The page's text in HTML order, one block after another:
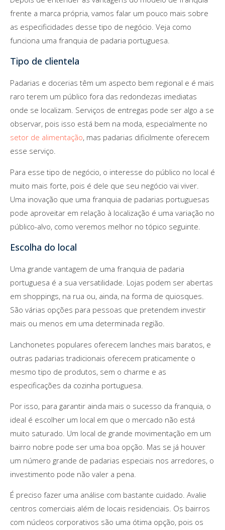
frente a marca própria, vamos falar um pouco mais sobre
as especificidades desse tipo de negócio. Veja como
funciona uma franquia de padaria portuguesa.
Tipo de clientela
Padarias e docerias têm um aspecto bem regional e é mais
raro terem um público fora das redondezas imediatas
onde se localizam. Serviços de entregas pode ser algo a se
observar, pois isso está bem na moda, especialmente no
setor de alimentação, mas padarias dificilmente oferecem
esse serviço.
Para esse tipo de negócio, o interesse do público no local é
muito mais forte, pois é dele que seu negócio vai viver.
Uma inovação que uma franquia de padarias portuguesas
pode aproveitar em relação à localização é uma variação no
público-alvo, como veremos melhor no tópico seguinte.
Escolha do local
Uma grande vantagem de uma franquia de padaria
portuguesa é a sua versatilidade. Lojas podem ser abertas
em shoppings, na rua ou, ainda, na forma de quiosques.
São várias opções para pessoas que pretendem investir
mais ou menos em uma determinada região.
Lanchonetes populares oferecem lanches mais baratos, e
outras padarias tradicionais oferecem praticamente o
mesmo tipo de produtos, sem o charme e as
especificações da cozinha portuguesa.
Por isso, para garantir ainda mais o sucesso da franquia, o
ideal é escolher um local em que o mercado não está
muito saturado. Um local de grande movimentação em um
bairro nobre pode ser uma boa opção. Mas se já houver
um número grande de padarias especiais nos arredores, o
investimento pode não valer a pena.
É preciso fazer uma análise com bastante cuidado. Avalie
centros comerciais além de locais residenciais. Os bairros
com núcleos corporativos são uma ótima opção, pois os